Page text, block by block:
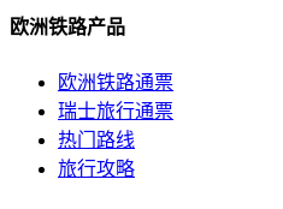
欧洲铁路产品
欧洲铁路通票
瑞士旅行通票
热门路线
旅行攻略